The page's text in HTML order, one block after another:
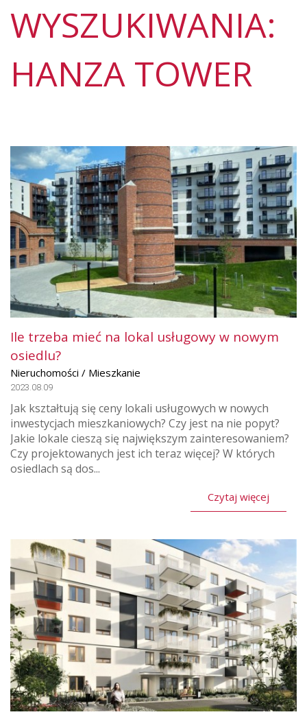
WYSZUKIWANIA:
HANZA TOWER
Ile trzeba mieć na lokal usługowy w nowym
osiedlu?
Nieruchomości / Mieszkanie
2023.08.09
Jak kształtują się ceny lokali usługowych w nowych
inwestycjach mieszkaniowych? Czy jest na nie popyt?
Jakie lokale cieszą się największym zainteresowaniem?
Czy projektowanych jest ich teraz więcej? W których
osiedlach są dos...
Czytaj więcej